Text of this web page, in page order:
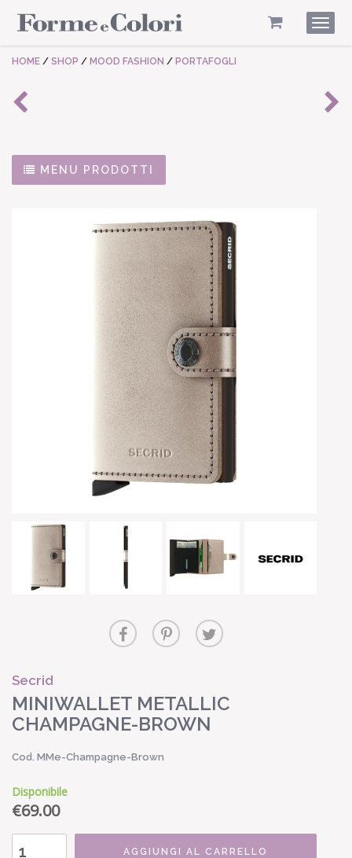
HOME / SHOP / MOOD FASHION / PORTAFOGLI
MENU PRODOTTI
Secrid
MINIWALLET METALLIC
CHAMPAGNE-BROWN
Cod. MMe-Champagne-Brown
Disponibile
€69.00
AGGIUNGI AL CARRELLO